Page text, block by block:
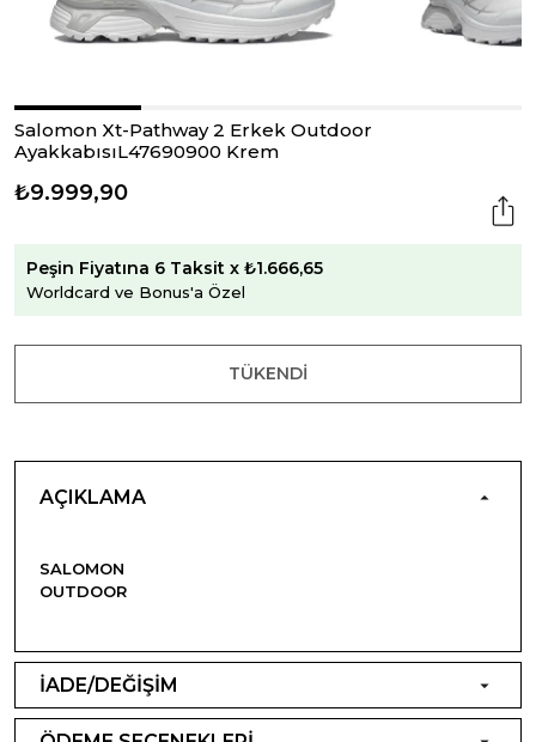
Salomon Xt-Pathway 2 Erkek Outdoor
AyakkabısıL47690900 Krem
₺9.999,90
Peşin Fiyatına 6 Taksit x ₺1.666,65
Worldcard ve Bonus'a Özel
TÜKENDI
AÇIKLAMA
SALOMON
OUTDOOR
İADE/DEĞİŞİM